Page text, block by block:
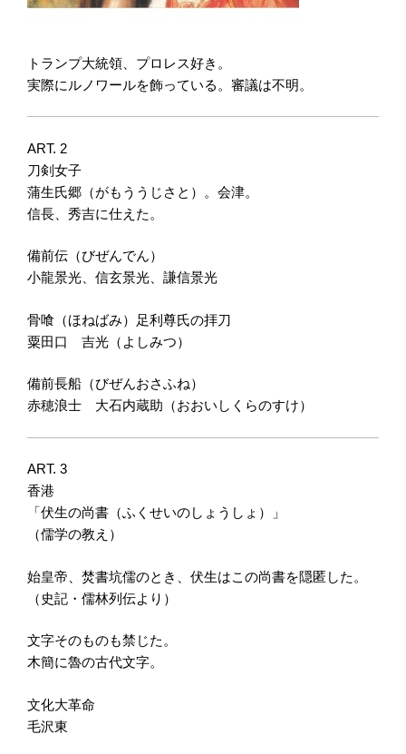
トランプ大統領、プロレス好き。
実際にルノワールを飾っている。審議は不明。
ART. 2
刀剣女子
蒲生氏郷（がもううじさと）。会津。
信長、秀吉に仕えた。
備前伝（びぜんでん）
小龍景光、信玄景光、謙信景光
骨喰（ほねばみ）足利尊氏の拝刀
粟田口 吉光（よしみつ）
備前長船（びぜんおさふね）
赤穂浪士 大石内蔵助（おおいしくらのすけ）
ART. 3
香港
「伏生の尚書（ふくせいのしょうしょ）」
（儒学の教え）
始皇帝、焚書坑儒のとき、伏生はこの尚書を隠匿した。
（史記・儒林列伝より）
文字そのものも禁じた。
木簡に魯の古代文字。
文化大革命
毛沢東